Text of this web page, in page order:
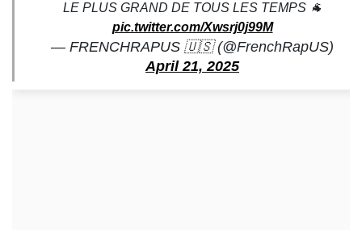
LE PLUS GRAND DE TOUS LES TEMPS 🐐
pic.twitter.com/Xwsrj0j99M
— FRENCHRAPUS 🇺🇸 (@FrenchRapUS)
April 21, 2025